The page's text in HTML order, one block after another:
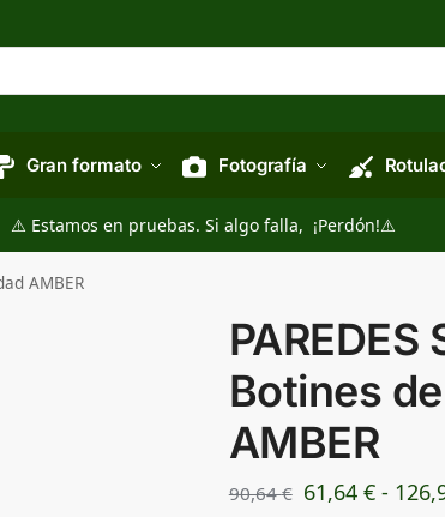
Gran formato Fotografía
⚠️ Estamos en pruebas. Si algo falla, ¡Perdón!⚠️
AMBER
PAREDES
Botines
AMBER
90,64€ 61,64 € -